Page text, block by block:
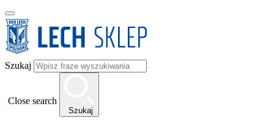
Szukaj
Close search
Szukaj